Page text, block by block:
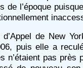
de l’époque
d’Appel de New
puis elle a
n’étaient pas près